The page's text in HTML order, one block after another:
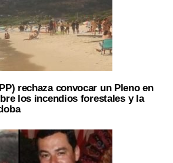
rechaza convocar un Pleno en
los incendios forestales y la